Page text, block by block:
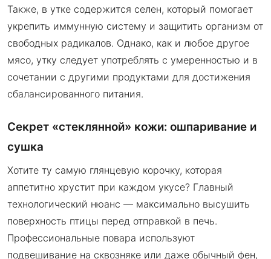
Также, в утке содержится селен, который помогает
укрепить иммунную систему и защитить организм от
свободных радикалов. Однако, как и любое другое
мясо, утку следует употреблять с умеренностью и в
сочетании с другими продуктами для достижения
сбалансированного питания.
Секрет «стеклянной» кожи: ошпаривание и
сушка
Хотите ту самую глянцевую корочку, которая
аппетитно хрустит при каждом укусе? Главный
технологический нюанс — максимально высушить
поверхность птицы перед отправкой в печь.
Профессиональные повара используют
подвешивание на сквозняке или даже обычный фен,